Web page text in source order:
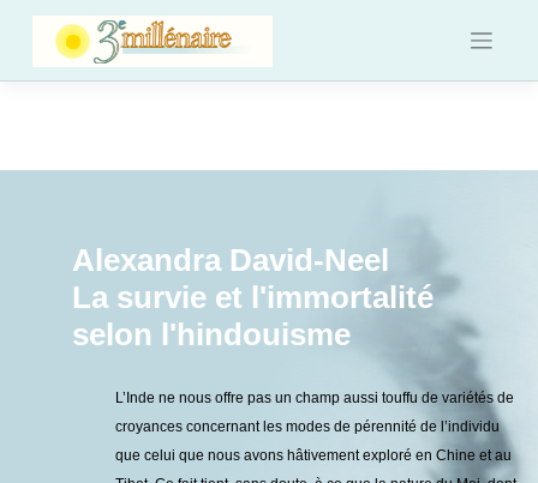
Alexandra David-Neel
La survie et l'immortalité
selon l'hindouisme
L’Inde ne nous offre pas un champ aussi touffu de variétés de
croyances concernant les modes de pérennité de l’individu
que celui que nous avons hâtivement exploré en Chine et au